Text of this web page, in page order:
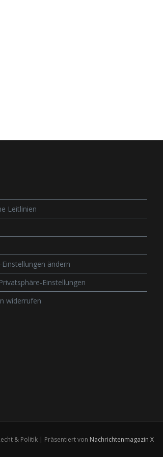
Leitlinien
ändern
Einstellungen
widerrufen
& Politik | Präsentiert von Nachrichtenmagazin X